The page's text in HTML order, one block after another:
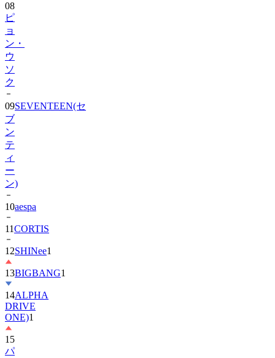
08
ピ
ョ
ン・
ウ
ソ
ク
09SEVENTEEN(セ
ブ
ン
テ
ィ
ー
ン)
10aespa
11CORTIS
12SHINee1
13BIGBANG1
14ALPHA
DRIVE
ONE)1
15
パ